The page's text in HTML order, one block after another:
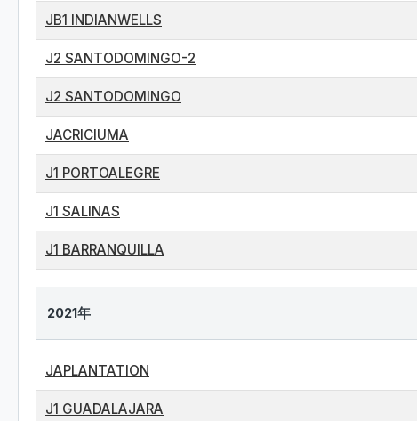
JB1 INDIANWELLS
J2 SANTODOMINGO-2
J2 SANTODOMINGO
JACRICIUMA
J1 PORTOALEGRE
J1 SALINAS
J1 BARRANQUILLA
2021年
JAPLANTATION
J1 GUADALAJARA